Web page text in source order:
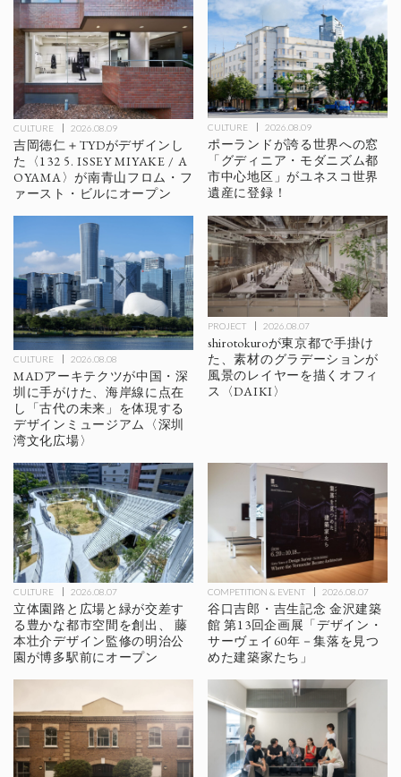
CULTURE 2026.08.09
吉岡徳仁＋TYDがデザインし
た〈132 5. ISSEY MIYAKE / A
OYAMA〉が南青山フロム・フ
ァースト・ビルにオープン
CULTURE 2026.08.09
ポーランドが誇る世界への窓
「グディニア・モダニズム都
市中心地区」がユネスコ世界
遺産に登録！
CULTURE 2026.08.08
MADアーキテクツが中国・深
圳に手がけた、海岸線に点在
し「古代の未来」を体現する
デザインミュージアム〈深圳
湾文化広場〉
PROJECT 2026.08.07
shirotokuroが東京都で手掛け
た、素材のグラデーションが
風景のレイヤーを描くオフィ
ス〈DAIKI〉
CULTURE 2026.08.07
立体園路と広場と緑が交差す
る豊かな都市空間を創出、 藤
本壮介デザイン監修の明治公
園が博多駅前にオープン
COMPETITION & EVENT 2026.08.07
谷口吉郎・吉生記念 金沢建築
館 第13回企画展「デザイン・
サーヴェイ60年－集落を見つ
めた建築家たち」